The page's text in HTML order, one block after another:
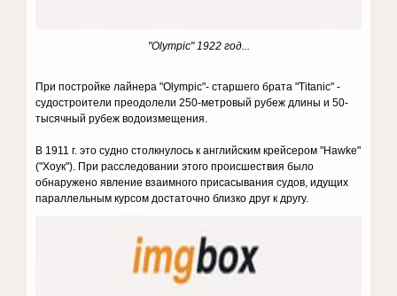
"Olympic" 1922 год...
При постройке лайнера "Olympic"- старшего брата "Titanic" -
судостроители преодолели 250-метровый рубеж длины и 50-
тысячный рубеж водоизмещения.
В 1911 г. это судно столкнулось к английским крейсером "Hawke"
("Хоук"). При расследовании этого происшествия было
обнаружено явление взаимного присасывания судов, идущих
параллельным курсом достаточно близко друг к другу.